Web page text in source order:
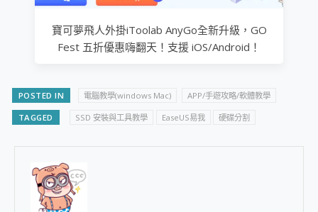
寶可夢飛人外掛iToolab AnyGo全新升級，GO
Fest 五折優惠嗨翻天！支援 iOS/Android！
POSTED IN 電腦教學(windows Mac) APP/手遊攻略/軟體教學
TAGGED SSD 安裝與工具教學 EaseUS易我 硬碟分割